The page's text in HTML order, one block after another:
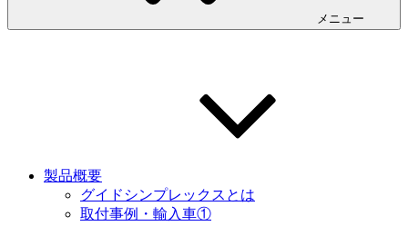
メニュー
製品概要
グイドシンプレックスとは
取付事例・輸入車①